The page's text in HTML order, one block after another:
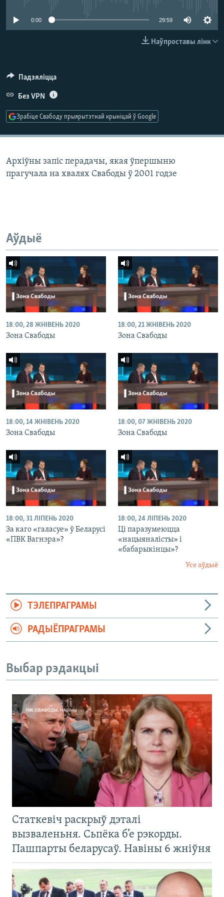
КАЛЯНДАР
НА ХВАЛЯХ СВАБОДЫ
0:00 29:59
Наўпроставы лінк
Падзяліцца
Без VPN
Зрабіце Свабоду прыярытэтнай крыніцай ў Google
Архіўны запіс перадачы, якая ўпершыню
прагучала на хвалях Свабоды ў 2001 годзе
Аўдыё
18:00, 28 ЖНІВЕНЬ 2020
Зона Свабоды
18:00, 21 ЖНІВЕНЬ 2020
Зона Свабоды
18:00, 14 ЖНІВЕНЬ 2020
Зона Свабоды
18:00, 07 ЖНІВЕНЬ 2020
Зона Свабоды
18:00, 31 ЛІПЕНЬ 2020
За каго «галасуе» ў Беларусі
«ПВК Вагнэра»?
18:00, 24 ЛІПЕНЬ 2020
Ці паразумеюцца
«нацыяналісты» і
«бабарыкінцы»?
Усе аўдыё
ТЭЛЕПРАГРАМЫ
РАДЫЁПРАГРАМЫ
Выбар рэдакцыі
Статкевіч раскрыў дэталі
вызваленьня. Сьпёка б’е рэкорды.
Пашпарты беларусаў. Навіны 6 жніўня